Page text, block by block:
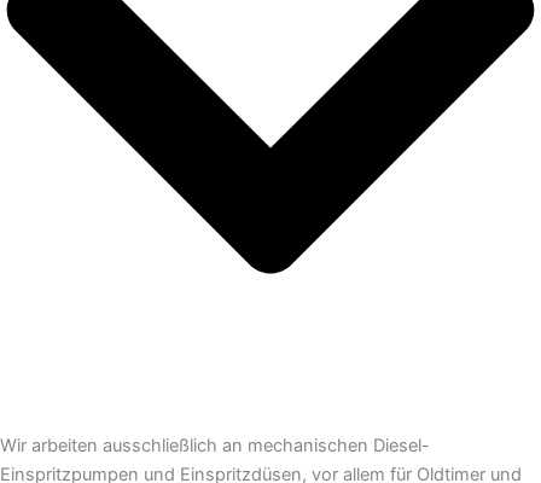
Wir arbeiten ausschließlich an mechanischen Diesel-
Einspritzpumpen und Einspritzdüsen, vor allem für Oldtimer und